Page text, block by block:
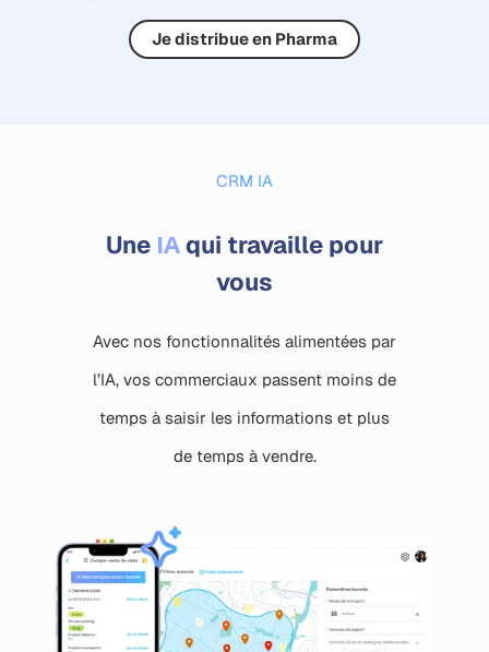
Je distribue en Pharma
CRM IA
Une IAqui travaille pour
vous
Avec nos fonctionnalités alimentées par
l’IA, vos commerciaux passent moins de
temps à saisir les informations et plus
de temps à vendre.